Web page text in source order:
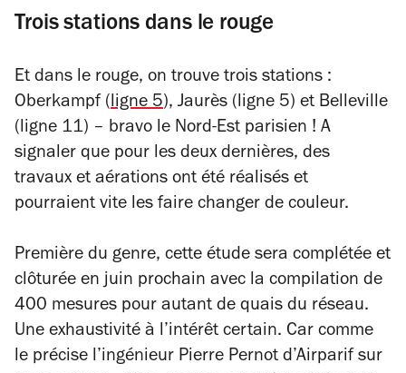
Trois stations dans le rouge
Et dans le rouge, on trouve trois stations :
Oberkampf (ligne 5), Jaurès (ligne 5) et Belleville
(ligne 11) – bravo le Nord-Est parisien ! A
signaler que pour les deux dernières, des
travaux et aérations ont été réalisés et
pourraient vite les faire changer de couleur.
Première du genre, cette étude sera complétée et
clôturée en juin prochain avec la compilation de
400 mesures pour autant de quais du réseau.
Une exhaustivité à l’intérêt certain. Car comme
le précise l’ingénieur Pierre Pernot d’Airparif sur